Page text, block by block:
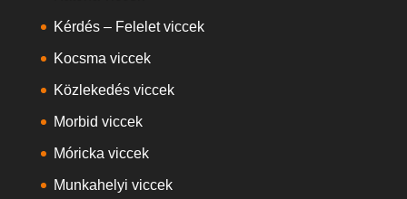
Kérdés – Felelet viccek
Kocsma viccek
Közlekedés viccek
Morbid viccek
Móricka viccek
Munkahelyi viccek